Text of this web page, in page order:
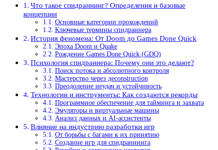
Что такое спидраннинг? Определения и базовые
концепции
Основные категории прохождений
Ключевые термины спидраннера
История феномена: От Doom до Games Done Quick
Эпоха Doom и Quake
Рождение Games Done Quick (GDQ)
Психология спидраннера: Почему они это делают?
Поиск потока и абсолютного контроля
Мастерство через деconstruction
Преодоление неудач и устойчивость
Технологии и инструменты: Как создаются рекорды
Программное обеспечение для тайминга и захвата
Эмуляторы и виртуальные машины
Анализ данных и AI-ассистенты
Влияние на индустрию разработки игр
От борьбы с багами к их принятию
Создание игр для спидраннинга